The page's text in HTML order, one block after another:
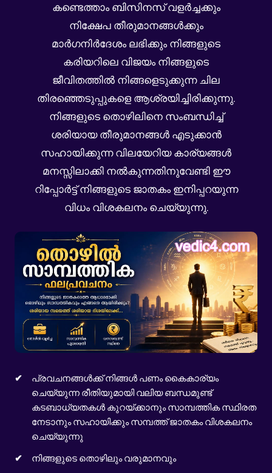
കണ്ടെത്താം ബിസിനസ് വളർച്ചക്കും
നിക്ഷേപ തീരുമാനങ്ങൾക്കും
മാർഗനിർദേശം ലഭിക്കും നിങ്ങളുടെ
കരിയറിലെ വിജയം നിങ്ങളുടെ
ജീവിതത്തിൽ നിങ്ങളെടുക്കുന്ന ചില
തിരഞ്ഞെടുപ്പുകളെ ആശ്രയിച്ചിരിക്കുന്നു.
നിങ്ങളുടെ തൊഴിലിനെ സംബന്ധിച്ച്
ശരിയായ തീരുമാനങ്ങൾ എടുക്കാൻ
സഹായിക്കുന്ന വിലയേറിയ കാര്യങ്ങൾ
മനസ്സിലാക്കി നൽകുന്നതിനുവേണ്ടി ഈ
റിപ്പോർട്ട് നിങ്ങളുടെ ജാതകം ഇനിപ്പറയുന്ന
വിധം വിശകലനം ചെയ്യുന്നു.
പ്രവചനങ്ങൾക്ക് നിങ്ങൾ പണം കൈകാര്യം
ചെയ്യുന്ന രീതിയുമായി വലിയ ബന്ധമുണ്ട്
കടബാധ്യതകൾ കുറയ്ക്കാനും സാമ്പത്തിക സ്ഥിരത
നേടാനും സഹായിക്കും സമ്പത്ത് ജാതകം വിശകലനം
ചെയ്യുന്നു
നിങ്ങളുടെ തൊഴിലും വരുമാനവും